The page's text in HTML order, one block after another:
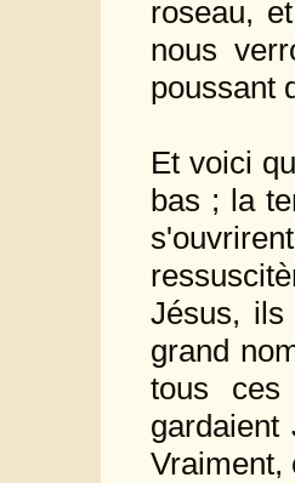
roseau,
nous
poussant
Et voici
bas ; la
Jésus,
grand
tous ces
Vraiment,